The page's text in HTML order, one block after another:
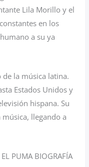
Lila Morillo y el
en los
a su ya
de la música latina.
Estados Unidos y
hispana. Su
llegando a
PUMA BIOGRAFÍA